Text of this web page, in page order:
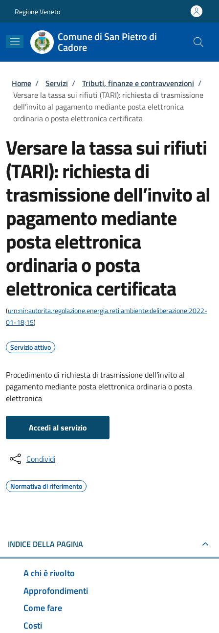
Regione Veneto
Comune di San Pietro di
Cadore
Briciole di pane
Home / Servizi / Tributi, finanze e contravvenzioni /
Versare la tassa sui rifiuti (TARI): richiesta di trasmissione
dell’invito al pagamento mediante posta elettronica
ordinaria o posta elettronica certificata
Versare la tassa sui rifiuti
(TARI): richiesta di
trasmissione dell’invito al
pagamento mediante
posta elettronica
ordinaria o posta
elettronica certificata
(urn:nir:autorita.regolazione.energia.reti.ambiente:deliberazione:2022-
01-18;15)
Servizio attivo
Procedimento di richiesta di trasmissione dell’invito al
pagamento mediante posta elettronica ordinaria o posta
elettronica
Accedi al servizio
Condividi
Normativa di riferimento
INDICE DELLA PAGINA
A chi è rivolto
Approfondimenti
Come fare
Costi